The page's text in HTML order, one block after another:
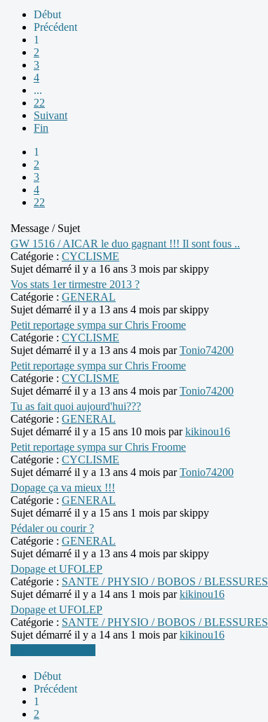
Début
Précédent
1
2
3
4
...
22
Suivant
Fin
1
2
3
4
22
Message / Sujet
GW 1516 / AICAR le duo gagnant !!! Il sont fous ..
Catégorie : CYCLISME
Sujet démarré il y a 16 ans 3 mois parskippy
Vos stats 1er tirmestre 2013 ?
Catégorie : GENERAL
Sujet démarré il y a 13 ans 4 mois parskippy
Petit reportage sympa sur Chris Froome
Catégorie : CYCLISME
Sujet démarré il y a 13 ans 4 mois parTonio74200
Petit reportage sympa sur Chris Froome
Catégorie : CYCLISME
Sujet démarré il y a 13 ans 4 mois parTonio74200
Tu as fait quoi aujourd'hui???
Catégorie : GENERAL
Sujet démarré il y a 15 ans 10 mois parkikinou16
Petit reportage sympa sur Chris Froome
Catégorie : CYCLISME
Sujet démarré il y a 13 ans 4 mois parTonio74200
Dopage ça va mieux !!!
Catégorie : GENERAL
Sujet démarré il y a 15 ans 1 mois parskippy
Pédaler ou courir ?
Catégorie : GENERAL
Sujet démarré il y a 13 ans 4 mois parskippy
Dopage et UFOLEP
Catégorie : SANTE / PHYSIO / BOBOS / BLESSURES
Sujet démarré il y a 14 ans 1 mois parkikinou16
Dopage et UFOLEP
Catégorie : SANTE / PHYSIO / BOBOS / BLESSURES
Sujet démarré il y a 14 ans 1 mois parkikinou16
Début
Précédent
1
2